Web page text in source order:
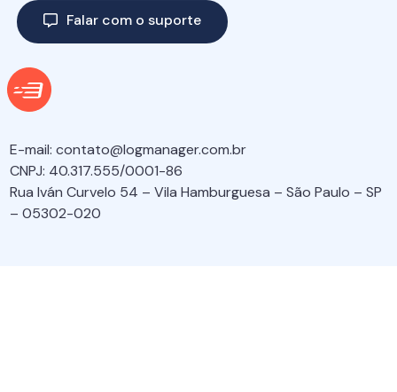
Falar com o suporte
E-mail: contato@logmanager.com.br
CNPJ: 40.317.555/0001-86
Rua Iván Curvelo 54 – Vila Hamburguesa – São Paulo – SP
– 05302-020